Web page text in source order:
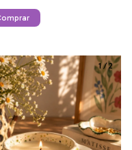
1/2